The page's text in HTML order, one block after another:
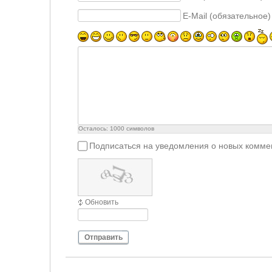
E-Mail (обязательное)
Осталось: 1000 символов
Подписаться на уведомления о новых
Обновить
Отправить